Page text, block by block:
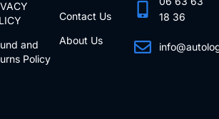
and
Policy
Contact Us
About Us
18 36